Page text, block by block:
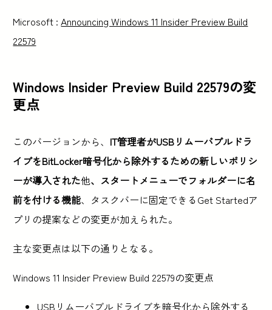
Microsoft :Announcing Windows 11 Insider Preview Build
22579
Windows Insider Preview Build 22579の変
更点
このバージョンから、 IT管理者がUSBリムーバブルドラ
イブをBitLocker暗号化から除外するための新しいポリシ
ーが導入された他、スタートメニューでフォルダーに名
前を付ける機能、タスクバーに固定できるGet Startedア
プリの提案などの変更が加えられた。
主な変更点は以下の通りとなる。
Windows 11 Insider Preview Build 22579の変更点
USBリムーバブルドライブを暗号化から除外する